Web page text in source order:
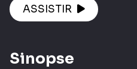
ASSISTIR
Sinopse